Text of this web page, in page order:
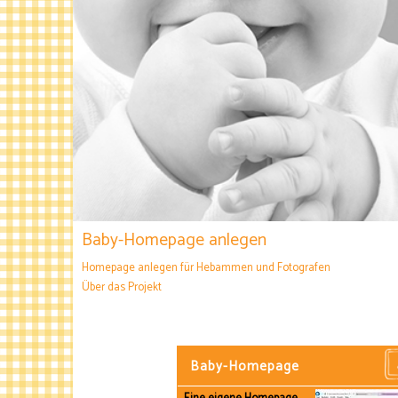
Baby-Homepage anlegen
Homepage anlegen für Hebammen und Fotografen
Über das Projekt
Baby-Homepage